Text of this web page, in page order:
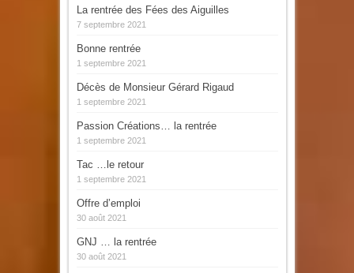
La rentrée des Fées des Aiguilles
7 septembre 2021
Bonne rentrée
1 septembre 2021
Décès de Monsieur Gérard Rigaud
1 septembre 2021
Passion Créations… la rentrée
1 septembre 2021
Tac …le retour
1 septembre 2021
Offre d’emploi
30 août 2021
GNJ … la rentrée
30 août 2021